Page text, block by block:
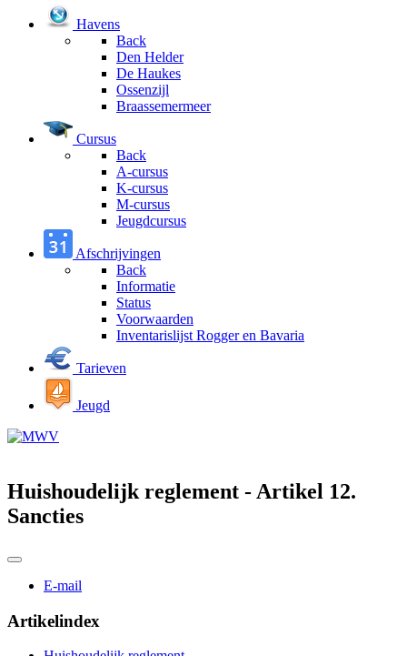
Havens
Back
Den Helder
De Haukes
Ossenzijl
Braassemermeer
Cursus
Back
A-cursus
K-cursus
M-cursus
Jeugdcursus
Afschrijvingen
Back
Informatie
Status
Voorwaarden
Inventarislijst Rogger en Bavaria
Tarieven
Jeugd
Huishoudelijk reglement - Artikel 12.
Sancties
E-mail
Artikelindex